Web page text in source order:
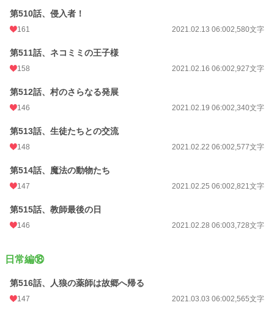
第510話、侵入者！
161 2021.02.13 06:002,580文字
第511話、ネコミミの王子様
158 2021.02.16 06:002,927文字
第512話、村のさらなる発展
146 2021.02.19 06:002,340文字
第513話、生徒たちとの交流
148 2021.02.22 06:002,577文字
第514話、魔法の動物たち
147 2021.02.25 06:002,821文字
第515話、教師最後の日
146 2021.02.28 06:003,728文字
日常編⑱
第516話、人狼の薬師は故郷へ帰る
147 2021.03.03 06:002,565文字